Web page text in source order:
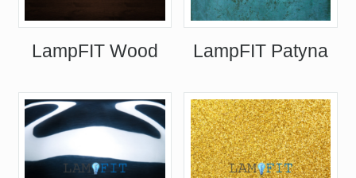
LampFIT Wood LampFIT Patyna